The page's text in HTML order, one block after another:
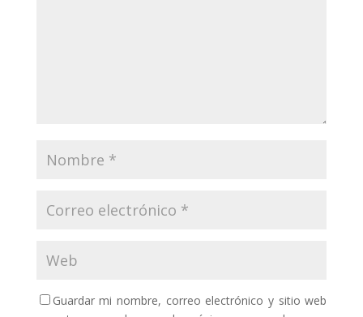
Guardar mi nombre, correo electrónico y sitio web